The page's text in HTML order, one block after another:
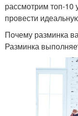
рассмотрим топ-10
провести
Почему разминка
Разминка